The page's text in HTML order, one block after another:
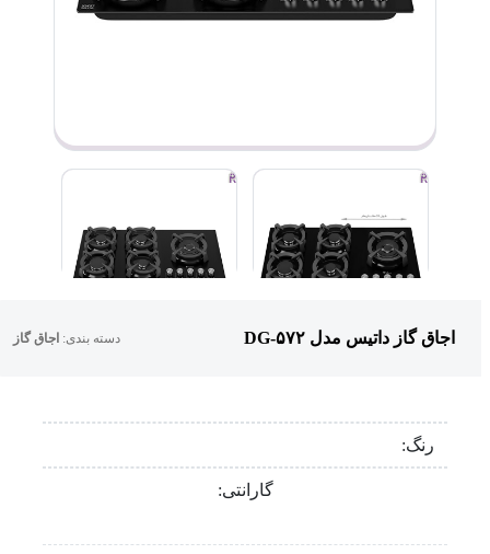
اجاق گاز داتیس مدل DG-۵۷۲ دسته بندی:اجاق گاز
رنگ:
گارانتی: